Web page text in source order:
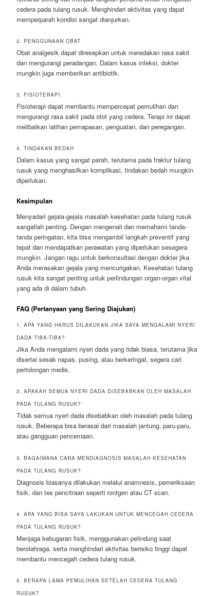
cedera pada tulang rusuk. Menghindari aktivitas yang dapat
memperparah kondisi sangat dianjurkan.
2. PENGGUNAAN OBAT
Obat analgesik dapat diresepkan untuk meredakan rasa sakit
dan mengurangi peradangan. Dalam kasus infeksi, dokter
mungkin juga memberikan antibiotik.
3. FISIOTERAPI
Fisioterapi dapat membantu mempercepat pemulihan dan
mengurangi rasa sakit pada otot yang cedera. Terapi ini dapat
melibatkan latihan pernapasan, penguatan, dan peregangan.
4. TINDAKAN BEDAH
Dalam kasus yang sangat parah, terutama pada fraktur tulang
rusuk yang menghasilkan komplikasi, tindakan bedah mungkin
diperlukan.
Kesimpulan
Menyadari gejala-gejala masalah kesehatan pada tulang rusuk
sangatlah penting. Dengan mengenali dan memahami tanda-
tanda peringatan, kita bisa mengambil langkah preventif yang
tepat dan mendapatkan perawatan yang diperlukan sesegera
mungkin. Jangan ragu untuk berkonsultasi dengan dokter jika
Anda merasakan gejala yang mencurigakan. Kesehatan tulang
rusuk kita sangat penting untuk perlindungan organ-organ vital
yang ada di dalam tubuh.
FAQ (Pertanyaan yang Sering Diajukan)
1. APA YANG HARUS DILAKUKAN JIKA SAYA MENGALAMI NYERI
DADA TIBA-TIBA?
Jika Anda mengalami nyeri dada yang tidak biasa, terutama jika
disertai sesak napas, pusing, atau berkeringat, segera cari
pertolongan medis.
2. APAKAH SEMUA NYERI DADA DISEBABKAN OLEH MASALAH
PADA TULANG RUSUK?
Tidak semua nyeri dada disebabkan oleh masalah pada tulang
rusuk. Beberapa bisa berasal dari masalah jantung, paru-paru,
atau gangguan pencernaan.
3. BAGAIMANA CARA MENDIAGNOSIS MASALAH KESEHATAN
PADA TULANG RUSUK?
Diagnosis biasanya dilakukan melalui anamnesis, pemeriksaan
fisik, dan tes pencitraan seperti rontgen atau CT scan.
4. APA YANG BISA SAYA LAKUKAN UNTUK MENCEGAH CEDERA
PADA TULANG RUSUK?
Menjaga kebugaran fisik, menggunakan pelindung saat
berolahraga, serta menghindari aktivitas berisiko tinggi dapat
membantu mencegah cedera tulang rusuk.
5. BERAPA LAMA PEMULIHAN SETELAH CEDERA TULANG
RUSUK?